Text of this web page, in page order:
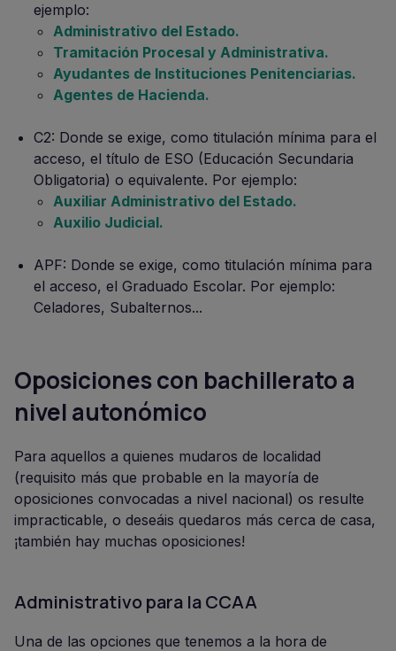
ejemplo:
Administrativo del Estado.
Tramitación Procesal y Administrativa.
Ayudantes de Instituciones Penitenciarias.
Agentes de Hacienda.
C2: Donde se exige, como titulación mínima para el
acceso, el título de ESO (Educación Secundaria
Obligatoria) o equivalente. Por ejemplo:
Auxiliar Administrativo del Estado.
Auxilio Judicial.
APF: Donde se exige, como titulación mínima para
el acceso, el Graduado Escolar. Por ejemplo:
Celadores, Subalternos...
Oposiciones con bachillerato a
nivel autonómico
Para aquellos a quienes mudaros de localidad
(requisito más que probable en la mayoría de
oposiciones convocadas a nivel nacional) os resulte
impracticable, o deseáis quedaros más cerca de casa,
¡también hay muchas oposiciones!
Administrativo para la CCAA
Una de las opciones que tenemos a la hora de